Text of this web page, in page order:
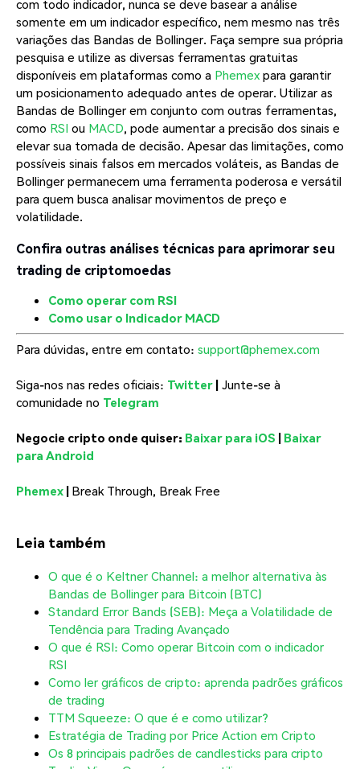
com todo indicador, nunca se deve basear a análise
somente em um indicador específico, nem mesmo nas três
variações das Bandas de Bollinger. Faça sempre sua própria
pesquisa e utilize as diversas ferramentas gratuitas
disponíveis em plataformas como a Phemex para garantir
um posicionamento adequado antes de operar. Utilizar as
Bandas de Bollinger em conjunto com outras ferramentas,
como RSI ou MACD, pode aumentar a precisão dos sinais e
elevar sua tomada de decisão. Apesar das limitações, como
possíveis sinais falsos em mercados voláteis, as Bandas de
Bollinger permanecem uma ferramenta poderosa e versátil
para quem busca analisar movimentos de preço e
volatilidade.
Confira outras análises técnicas para aprimorar seu
trading de criptomoedas
Como operar com RSI
Como usar o Indicador MACD
Para dúvidas, entre em contato: support@phemex.com
Siga-nos nas redes oficiais: Twitter | Junte-se à
comunidade no Telegram
Negocie cripto onde quiser: Baixar para iOS | Baixar
para Android
Phemex | Break Through, Break Free
Leia também
O que é o Keltner Channel: a melhor alternativa às
Bandas de Bollinger para Bitcoin (BTC)
Standard Error Bands (SEB): Meça a Volatilidade de
Tendência para Trading Avançado
O que é RSI: Como operar Bitcoin com o indicador
RSI
Como ler gráficos de cripto: aprenda padrões gráficos
de trading
TTM Squeeze: O que é e como utilizar?
Estratégia de Trading por Price Action em Cripto
Os 8 principais padrões de candlesticks para cripto